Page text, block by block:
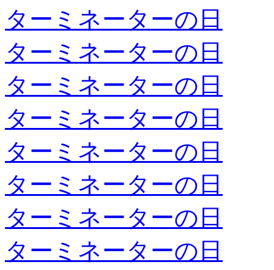
ターミネーターの日
ターミネーターの日
ターミネーターの日
ターミネーターの日
ターミネーターの日
ターミネーターの日
ターミネーターの日
ターミネーターの日